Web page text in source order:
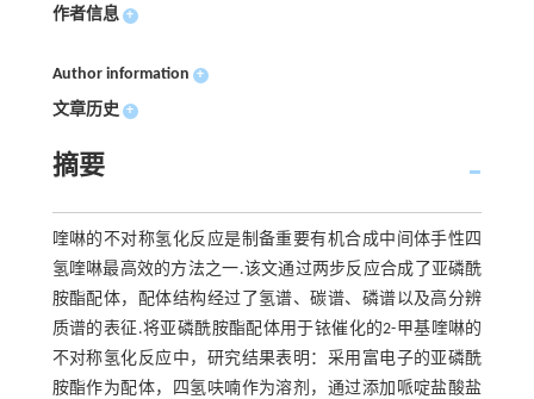
作者信息 +
Author information +
文章历史 +
摘要
喹啉的不对称氢化反应是制备重要有机合成中间体手性四
氢喹啉最高效的方法之一.该文通过两步反应合成了亚磷酰
胺酯配体，配体结构经过了氢谱、碳谱、磷谱以及高分辨
质谱的表征.将亚磷酰胺酯配体用于铱催化的2-甲基喹啉的
不对称氢化反应中，研究结果表明：采用富电子的亚磷酰
胺酯作为配体，四氢呋喃作为溶剂，通过添加哌啶盐酸盐